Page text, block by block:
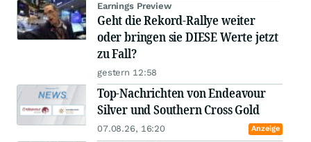
Earnings Preview
Geht die Rekord-Rallye weiter
oder bringen sie DIESE Werte jetzt
zu Fall?
gestern 12:58
Top-Nachrichten von Endeavour
Silver und Southern Cross Gold
07.08.26, 16:20 Anzeige